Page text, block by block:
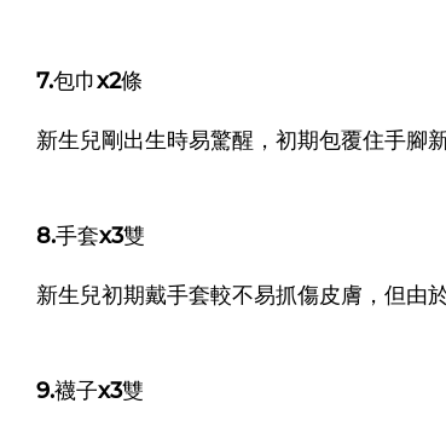
7.包巾x2條
新生兒剛出生時易驚醒，初期包覆住手腳
8.手套x3雙
新生兒初期戴手套較不易抓傷皮膚，但由
9.襪子x3雙